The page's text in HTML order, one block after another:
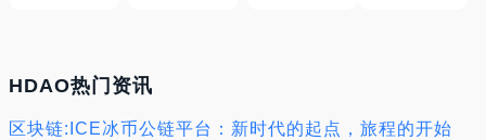
HDAO热门资讯
区块链:ICE冰币公链平台：新时代的起点，旅程的开始